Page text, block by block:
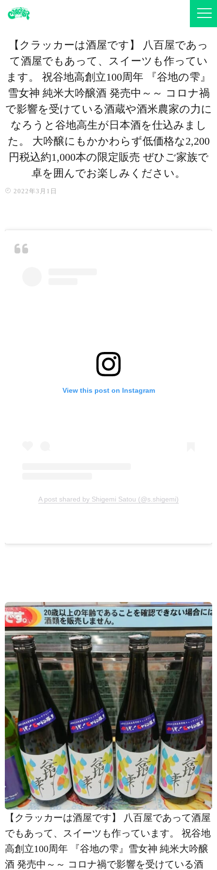
【クラッカーは酒屋です️】 八百屋であっ
て酒屋でもあって、スイーツも作ってい
ます。 祝谷地高創立100周年 『谷地の雫』
雪女神 純米大吟醸酒 発売中～～️ コロナ禍
で影響を受けている酒蔵や酒米農家の力に
なろうと谷地高生が日本酒を仕込みまし
た。 大吟醸にもかかわらず低価格な2,200
円税込約1,000本の限定販売 ぜひご家族で
卓を囲んでお楽しみください。
2022年3月1日
View this post on Instagram
A post shared by Shigemi Satou (@s.shigemi)
【クラッカーは酒屋です️】 八百屋であって酒屋
でもあって、スイーツも作っています。 祝谷地
高創立100周年 『谷地の雫』雪女神 純米大吟醸
酒 発売中～～️ コロナ禍で影響を受けている酒